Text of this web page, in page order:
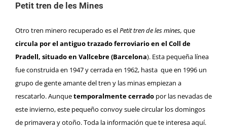
Petit tren de les Mines
Otro tren minero recuperado es elPetit tren de les mines, que
circula por el antiguo trazado ferroviario en el Coll de
Pradell, situado en Vallcebre (Barcelona). Esta pequeña línea
fue construida en 1947 y cerrada en 1962, hasta que en 1996 un
grupo de gente amante del tren y las minas empiezan a
rescatarlo. Aunquetemporalmente cerrado por las nevadas de
este invierno, este pequeño convoy suele circular los domingos
de primavera y otoño. Toda la información que te interesaaquí.